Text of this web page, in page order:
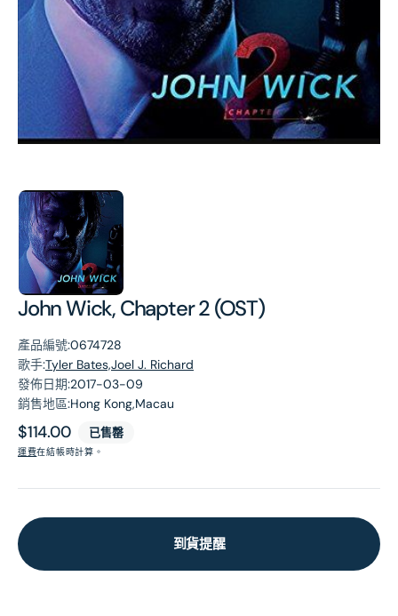
John Wick, Chapter 2 (OST)
產品編號:0674728
歌手:Tyler Bates,Joel J. Richard
發佈日期:2017-03-09
銷售地區:Hong Kong,Macau
原
價
$114.00 已售罄
運費在結帳時計算。
到貨提醒
簿
中
開
啟
第
張